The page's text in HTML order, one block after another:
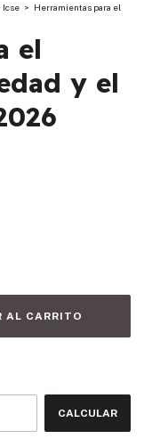
Icse > Herramientas para el
el
y el
CALCULAR